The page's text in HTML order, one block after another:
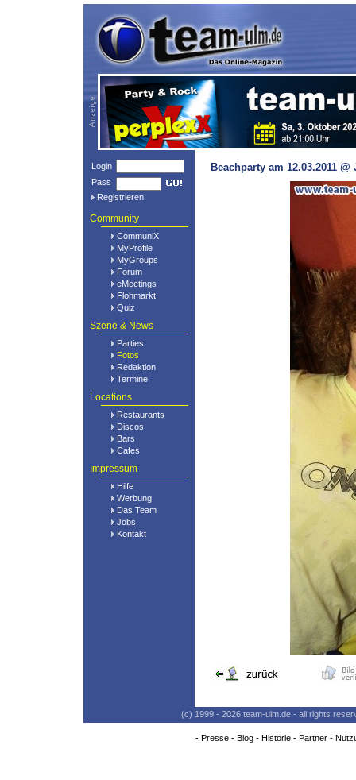
Login
Pass
Registrieren
Community
CommuniX
MyProfile
MyGroups
Forum
eMeetings
Flohmarkt
Quiz
Szene & News
Parties
Fotos
Redaktion
Termine
Locations
Restaurants
Discos
Bars
Cafes
Impressum
Hilfe
Werbung
Das Team
Jobs
Kontakt
Beachparty am 12.03.2011
(c) 1999 - 2026 team-ulm.de - all rights
- Presse- Blog- Historie- Partner-